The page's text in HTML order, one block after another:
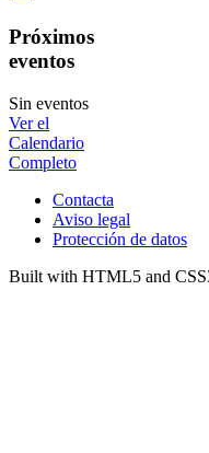
Próximos
eventos
Sin eventos
Ver el
Calendario
Completo
Contacta
Aviso legal
Protección de datos
Built with HTML5 and